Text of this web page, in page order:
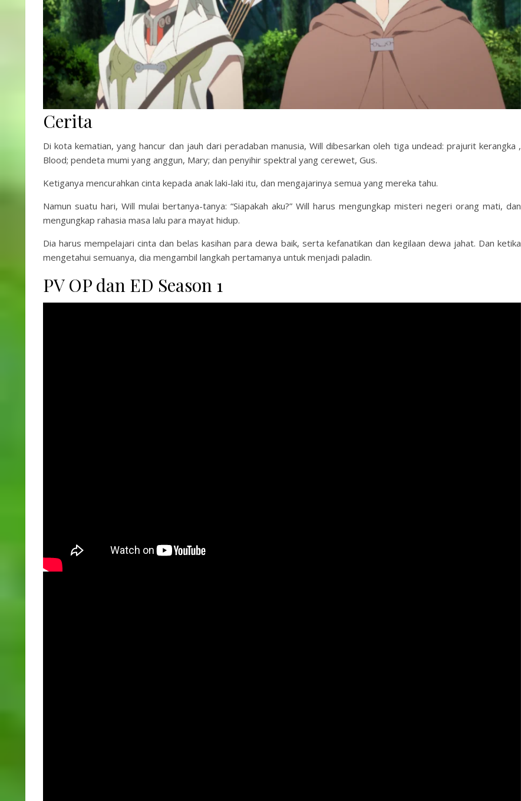
Cerita
Di kota kematian, yang hancur dan jauh dari peradaban manusia, Will dibesarkan oleh tiga undead: prajurit kerangka ,
Blood; pendeta mumi yang anggun, Mary; dan penyihir spektral yang cerewet, Gus.
Ketiganya mencurahkan cinta kepada anak laki-laki itu, dan mengajarinya semua yang mereka tahu.
Namun suatu hari, Will mulai bertanya-tanya: “Siapakah aku?” Will harus mengungkap misteri negeri orang mati, dan
mengungkap rahasia masa lalu para mayat hidup.
Dia harus mempelajari cinta dan belas kasihan para dewa baik, serta kefanatikan dan kegilaan dewa jahat. Dan ketika
mengetahui semuanya, dia mengambil langkah pertamanya untuk menjadi paladin.
PV OP dan ED Season 1